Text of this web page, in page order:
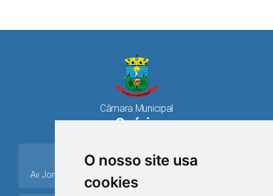
O nosso site usa
cookies
Osório
place